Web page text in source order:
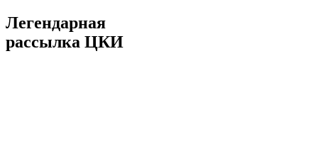
Легендарная
рассылка ЦКИ